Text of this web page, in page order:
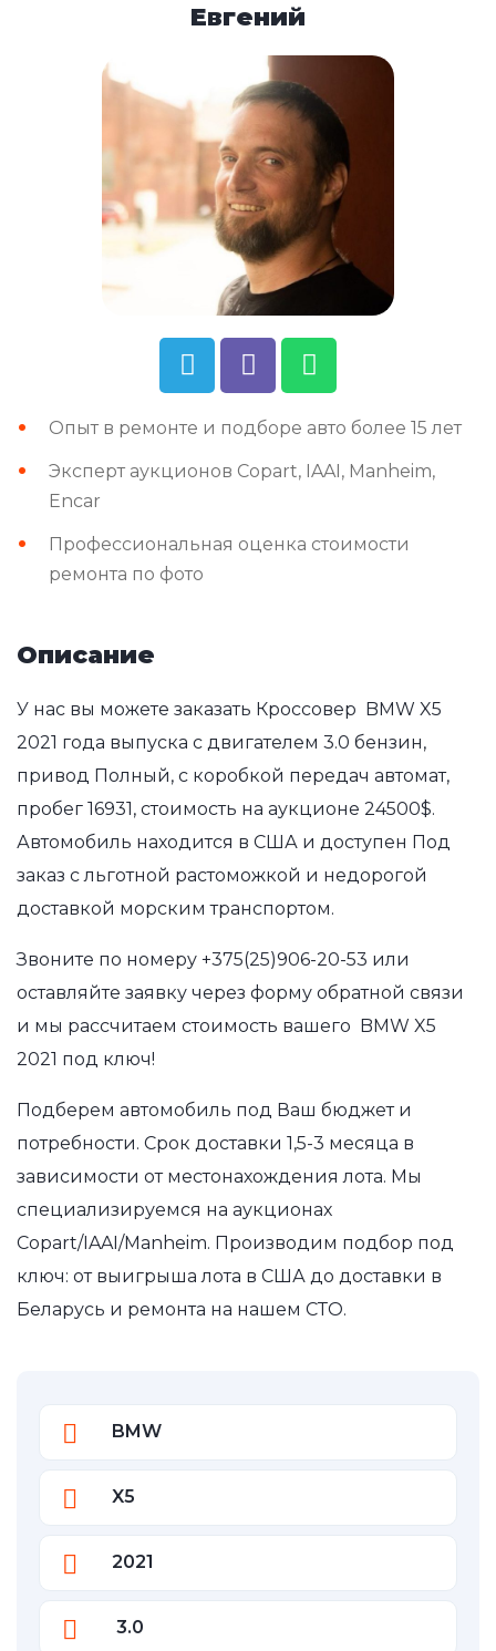
Евгений
Опыт в ремонте и подборе авто более 15 лет
Эксперт аукционов Copart, IAAI, Manheim,
Encar
Профессиональная оценка стоимости
ремонта по фото
Описание
У нас вы можете заказать Кроссовер BMW X5
2021 года выпуска с двигателем 3.0 бензин,
привод Полный, с коробкой передач автомат,
пробег 16931, стоимость на аукционе 24500$.
Автомобиль находится в США и доступен Под
заказ с льготной растоможкой и недорогой
доставкой морским транспортом.
Звоните по номеру +375(25)906-20-53 или
оставляйте заявку через форму обратной связи
и мы рассчитаем стоимость вашего BMW X5
2021 под ключ!
Подберем автомобиль под Ваш бюджет и
потребности. Срок доставки 1,5-3 месяца в
зависимости от местонахождения лота. Мы
специализируемся на аукционах
Copart/IAAI/Manheim. Производим подбор под
ключ: от выигрыша лота в США до доставки в
Беларусь и ремонта на нашем СТО.
BMW
X5
2021
3.0